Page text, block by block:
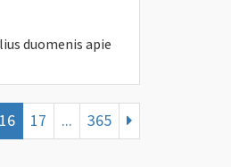
duomenis apie
16 17 ... 365